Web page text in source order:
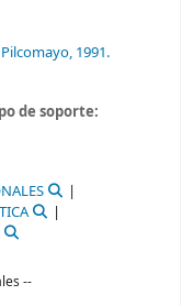
Pilcomayo, 1991.
de soporte:
--